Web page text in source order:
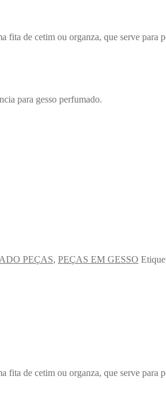
de cetim ou organza, que serve
para gesso perfumado.
PEÇAS, PEÇAS EM GESSO
de cetim ou organza, que serve para